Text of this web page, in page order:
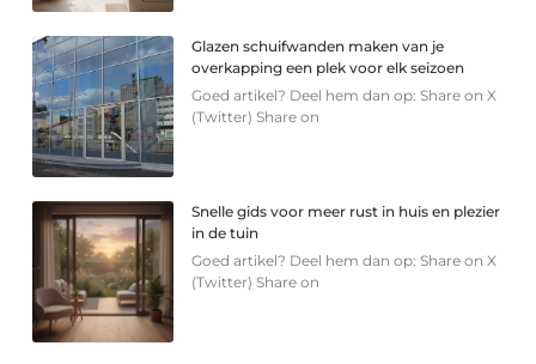
Glazen schuifwanden maken van je
overkapping een plek voor elk seizoen
Goed artikel? Deel hem dan op: Share on X
(Twitter) Share on
Snelle gids voor meer rust in huis en plezier
in de tuin
Goed artikel? Deel hem dan op: Share on X
(Twitter) Share on